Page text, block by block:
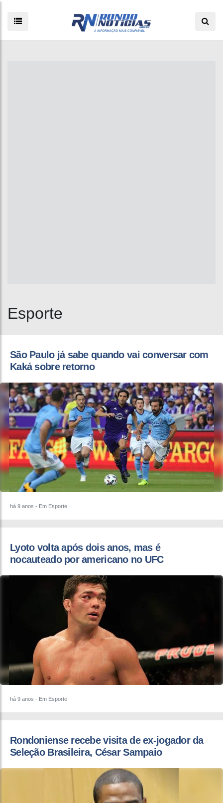
Esporte
​São Paulo já sabe quando vai conversar com
Kaká sobre retorno
há 9 anos - Em Esporte
​Lyoto volta após dois anos, mas é
nocauteado por americano no UFC
há 9 anos - Em Esporte
Rondoniense recebe visita de ex-jogador da
Seleção Brasileira, César Sampaio